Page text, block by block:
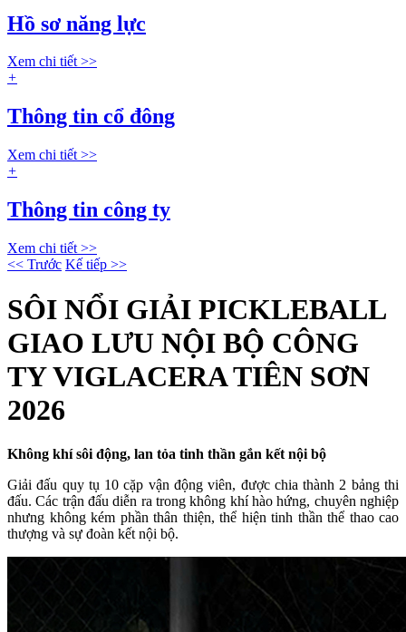
Hồ sơ năng lực
Xem chi tiết >>
+
Thông tin cổ đông
Xem chi tiết >>
+
Thông tin công ty
Xem chi tiết >>
<< Trước Kế tiếp >>
SÔI NỔI GIẢI PICKLEBALL
GIAO LƯU NỘI BỘ CÔNG
TY VIGLACERA TIÊN SƠN
2026
Không khí sôi động, lan tỏa tinh thần gắn kết nội bộ
Giải đấu quy tụ 10 cặp vận động viên, được chia thành 2 bảng thi
đấu. Các trận đấu diễn ra trong không khí hào hứng, chuyên nghiệp
nhưng không kém phần thân thiện, thể hiện tinh thần thể thao cao
thượng và sự đoàn kết nội bộ.